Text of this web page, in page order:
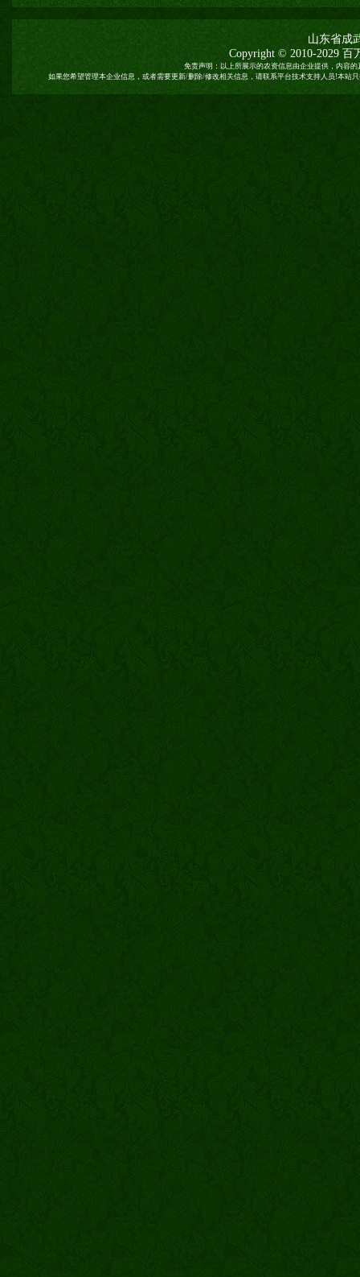
山东省成
Copyright © 2010-2029 百
免责声明：以上所展示的农资信息由企业提供，内容
如果您希望管理本企业信息，或者需要更新/删除/修改相关信息，请联系平台技术支持人员!本站